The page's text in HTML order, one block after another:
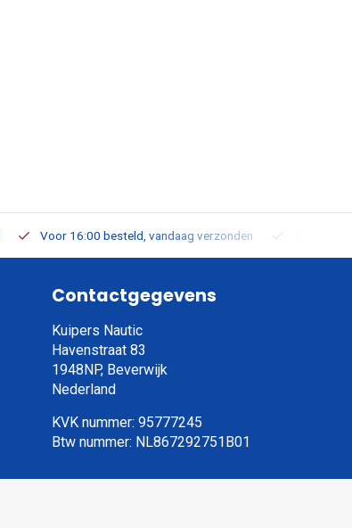
Voor 16:00 besteld, vandaag verzonden
Contactgegevens
Kuipers Nautic
Havenstraat 83
1948NP, Beverwijk
Nederland
KVK nummer: 95777245
Btw nummer: NL867292751B01